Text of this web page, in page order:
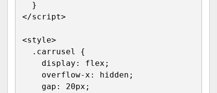
}
</script>
<style>
.carrusel
{
display : flex ;
overflow-x : hidden ;
gap : 20px ;